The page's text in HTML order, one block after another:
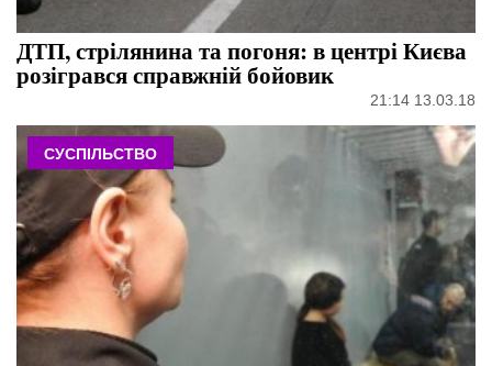
ДТП, стрілянина та погоня: в центрі Києва
розігрався справжній бойовик
21:14 13.03.18
СУСПІЛЬСТВО